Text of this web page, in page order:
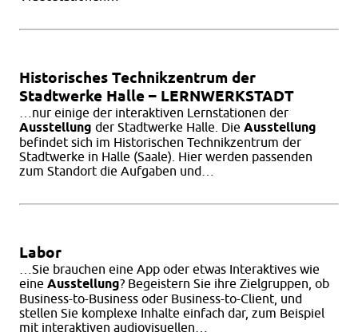
Historisches Technikzentrum der
Stadtwerke Halle – LERNWERKSTADT
…nur einige der interaktiven Lernstationen der
Ausstellung der Stadtwerke Halle. Die Ausstellung
befindet sich im Historischen Technikzentrum der
Stadtwerke in Halle (Saale). Hier werden passenden
zum Standort die Aufgaben und…
Labor
…Sie brauchen eine App oder etwas Interaktives wie
eine Ausstellung? Begeistern Sie ihre Zielgruppen, ob
Business-to-Business oder Business-to-Client, und
stellen Sie komplexe Inhalte einfach dar, zum Beispiel
mit interaktiven audiovisuellen…